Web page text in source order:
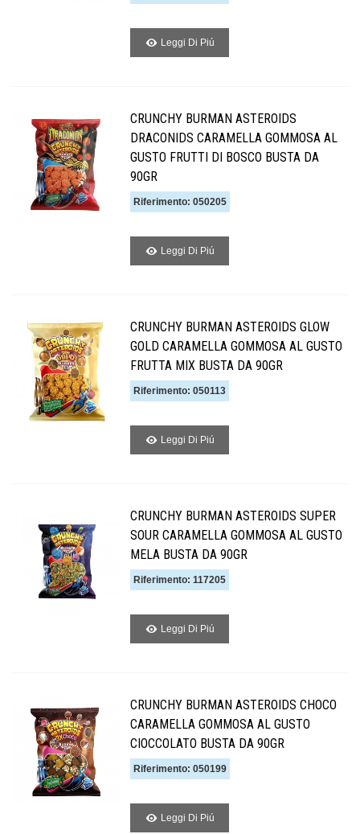
Leggi Di Piú
CRUNCHY BURMAN ASTEROIDS
DRACONIDS CARAMELLA GOMMOSA AL
GUSTO FRUTTI DI BOSCO BUSTA DA
90GR
Riferimento: 050205
Leggi Di Piú
CRUNCHY BURMAN ASTEROIDS GLOW
GOLD CARAMELLA GOMMOSA AL GUSTO
FRUTTA MIX BUSTA DA 90GR
Riferimento: 050113
Leggi Di Piú
CRUNCHY BURMAN ASTEROIDS SUPER
SOUR CARAMELLA GOMMOSA AL GUSTO
MELA BUSTA DA 90GR
Riferimento: 117205
Leggi Di Piú
CRUNCHY BURMAN ASTEROIDS CHOCO
CARAMELLA GOMMOSA AL GUSTO
CIOCCOLATO BUSTA DA 90GR
Riferimento: 050199
Leggi Di Piú